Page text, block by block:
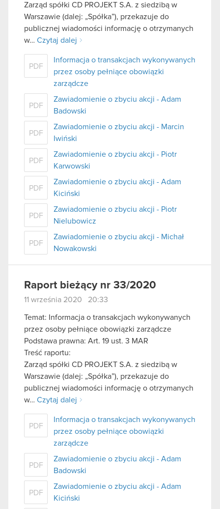
Zarząd spółki CD PROJEKT S.A. z siedzibą w
Warszawie (dalej: „Spółka”), przekazuje do
publicznej wiadomości informację o otrzymanych
w… Czytaj dalej
PDF
Informacja o transakcjach wykonywanych
przez osoby pełniące obowiązki
zarządcze
PDF
Zawiadomienie o zbyciu akcji - Adam
Badowski
PDF
Zawiadomienie o zbyciu akcji - Marcin
Iwiński
PDF
Zawiadomienie o zbyciu akcji - Piotr
Karwowski
PDF
Zawiadomienie o zbyciu akcji - Adam
Kiciński
PDF
Zawiadomienie o zbyciu akcji - Piotr
Nielubowicz
PDF
Zawiadomienie o zbyciu akcji - Michał
Nowakowski
Raport bieżący nr 33/2020
11 września 2020 20:33
Temat: Informacja o transakcjach wykonywanych
przez osoby pełniące obowiązki zarządcze
Podstawa prawna: Art. 19 ust. 3 MAR
Treść raportu:
Zarząd spółki CD PROJEKT S.A. z siedzibą w
Warszawie (dalej: „Spółka”), przekazuje do
publicznej wiadomości informację o otrzymanych
w… Czytaj dalej
PDF
Informacja o transakcjach wykonywanych
przez osoby pełniące obowiązki
zarządcze
PDF
Zawiadomienie o zbyciu akcji - Adam
Badowski
PDF
Zawiadomienie o zbyciu akcji - Adam
Kiciński